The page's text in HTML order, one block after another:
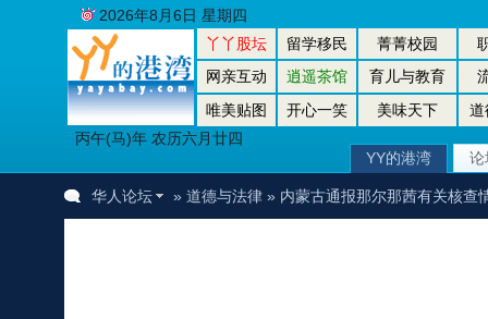
丫丫股坛 留学移民 菁菁校园
网亲互动
逍遥茶馆 育儿与教育
唯美贴图
开心一笑 美味天下
道
丙午(马)年 农历六月廿四
2026年8月6日 星期四
YY的港湾 论
华人论坛 » 道德与法律» 内蒙古通报那尔那茜有关核查